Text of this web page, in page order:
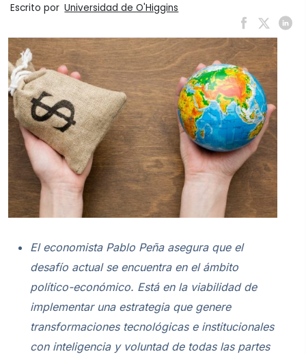
Escrito por Universidad de O'Higgins
El economista Pablo Peña asegura que el
desafío actual se encuentra en el ámbito
político-económico. Está en la viabilidad de
implementar una estrategia que genere
transformaciones tecnológicas e institucionales
con inteligencia y voluntad de todas las partes